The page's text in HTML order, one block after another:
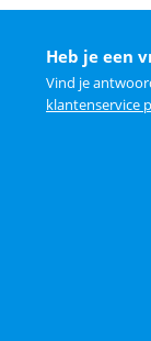
Heb je een
Vind je
klantenservice